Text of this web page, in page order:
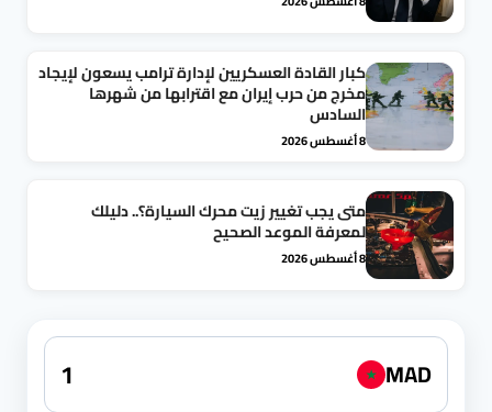
كبار القادة العسكريين لإدارة ترامب يسعون لإيجاد
مخرج من حرب إيران مع اقترابها من شهرها
السادس
8 أغسطس 2026
متى يجب تغيير زيت محرك السيارة؟.. دليلك
لمعرفة الموعد الصحيح
8 أغسطس 2026
★ MAD